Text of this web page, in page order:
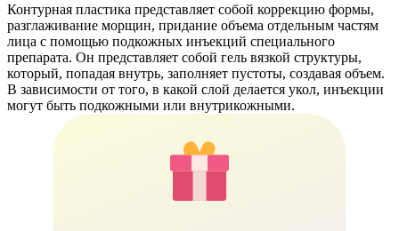
Контурная пластика представляет собой коррекцию формы,
разглаживание морщин, придание объема отдельным частям
лица с помощью подкожных инъекций специального
препарата. Он представляет собой гель вязкой структуры,
который, попадая внутрь, заполняет пустоты, создавая объем.
В зависимости от того, в какой слой делается укол, инъекции
могут быть подкожными или внутрикожными.